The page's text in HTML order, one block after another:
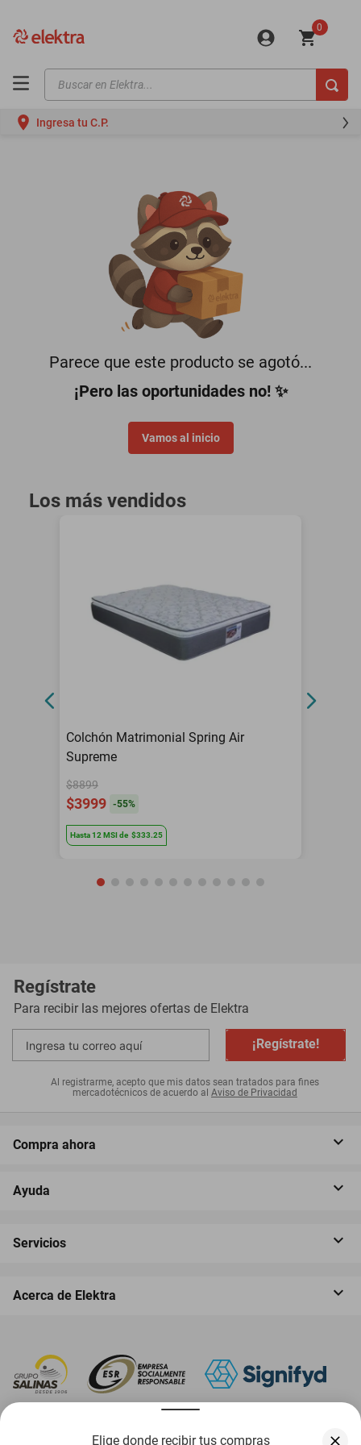
0
Buscar en Elektra...
Elige donde recibir tus compras
Ingresa tu C.P.
Parece que este producto se agotó...
¡Pero las oportunidades no! ✨
Vamos al inicio
Los más vendidos
Colchón Matrimonial Spring Air
Supreme
$8899
$3999 -55%
Hasta12 MSIde $333.25
Regístrate
Para recibir las mejores ofertas de Elektra
¡Regístrate!
Al registrarme, acepto que mis datos sean tratados para fines
mercadotécnicos de acuerdo al Aviso de Privacidad
Compra ahora
Ayuda
Servicios
Acerca de Elektra
motos
oppo
motoneta